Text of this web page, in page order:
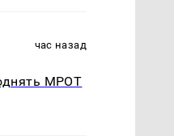
час назад
МРОТ